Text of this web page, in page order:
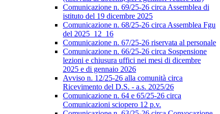
Comunicazione n. 69/25-26 circa Assemblea di
istituto del 19 dicembre 2025
Comunicazione n. 68/25-26 circa Assemblea Fgu
del 2025_12_16
Comunicazione n. 67/25-26 riservata al personale
Comunicazione n. 66/25-26 circa Sospensione
lezioni e chiusura uffici nei mesi di dicembre
2025 e di gennaio 2026
Avviso n. 12/25-26 alla comunità circa
Ricevimento del D.S. - a.s. 2025/26
Comunicazione n. 64 e 65/25-26 circa
Comunicazioni sciopero 12 p.v.